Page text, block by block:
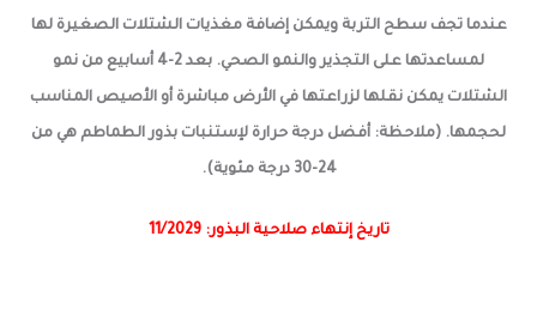
عندما تجف سطح التربة ويمكن إضافة مغذيات الشتلات الصغيرة لها
لمساعدتها على التجذير والنمو الصحي. بعد 2-4 أسابيع من نمو
الشتلات يمكن نقلها لزراعتها في الأرض مباشرة أو الأصيص المناسب
لحجمها. (ملاحظة: أفضل درجة حرارة لإستنبات بذور الطماطم هي من
24-30 درجة مئوية).
تاريخ إنتهاء صلاحية البذور: 11/2029